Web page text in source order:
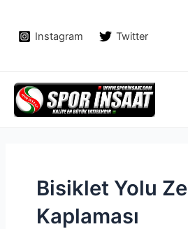
Instagram
Twitter
Bisiklet Yolu
Kaplaması